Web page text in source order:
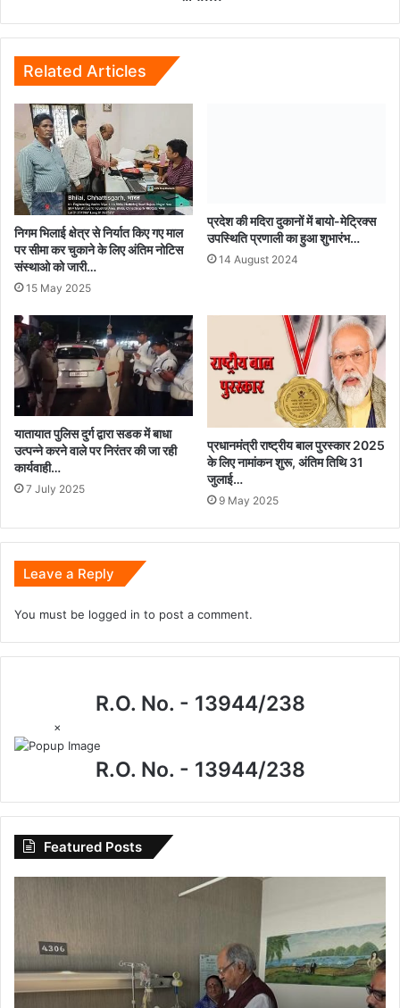
Related Articles
निगम भिलाई क्षेत्र से निर्यात किए गए माल
पर सीमा कर चुकाने के लिए अंतिम नोटिस
संस्थाओ को जारी…
15 May 2025
प्रदेश की मदिरा दुकानों में बायो-मेट्रिक्स
उपस्थिति प्रणाली का हुआ शुभारंभ…
14 August 2024
यातायात पुलिस दुर्ग द्वारा सडक में बाधा
उत्पन्ने करने वाले पर निरंतर की जा रही
कार्यवाही…
7 July 2025
प्रधानमंत्री राष्ट्रीय बाल पुरस्कार 2025
के लिए नामांकन शुरू, अंतिम तिथि 31
जुलाई…
9 May 2025
Leave a Reply
You must be logged in to post a comment.
R.O. No. - 13944/238
×
R.O. No. - 13944/238
Featured Posts
अस्पताल
पहुंचे
सांसद
बृजमोहन